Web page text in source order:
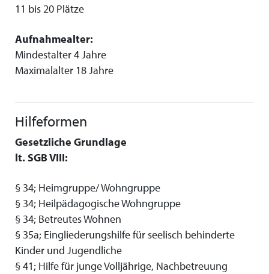
11 bis 20 Plätze
Aufnahmealter:
Mindestalter 4 Jahre
Maximalalter 18 Jahre
Hilfeformen
Gesetzliche Grundlage
lt. SGB VIII:
§ 34; Heimgruppe/ Wohngruppe
§ 34; Heilpädagogische Wohngruppe
§ 34; Betreutes Wohnen
§ 35a; Eingliederungshilfe für seelisch behinderte
Kinder und Jugendliche
§ 41; Hilfe für junge Volljährige, Nachbetreuung